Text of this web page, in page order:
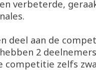
verbeterde,
deel aan de
2
competitie zelfs